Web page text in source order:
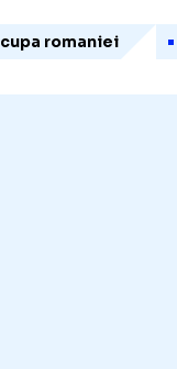
cupa romaniei